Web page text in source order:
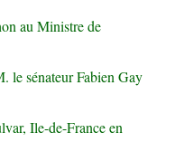
au Ministre de
le sénateur Fabien Gay
Ile-de-France en